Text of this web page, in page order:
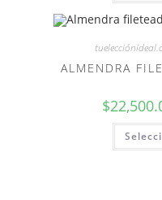
ALMENDRA
$